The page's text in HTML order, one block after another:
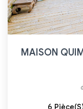
MAISON
6